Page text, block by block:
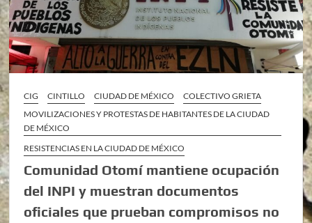
CIG CINTILLO CIUDAD DE MÉXICO
COLECTIVO GRIETA
MOVILIZACIONES Y PROTESTAS DE HABITANTES DE LA CIUDAD
DE MÉXICO
RESISTENCIAS EN LA CIUDAD DE MÉXICO
Comunidad Otomí mantiene ocupación
del INPI y muestran documentos
oficiales que prueban compromisos no